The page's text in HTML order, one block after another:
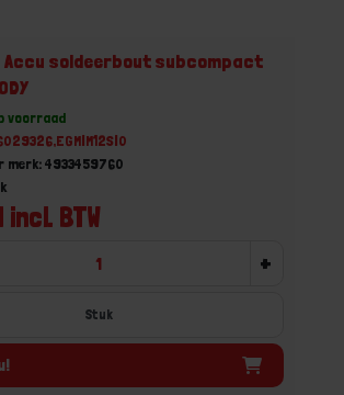
Accu soldeerbout subcompact
voorraad
merk: 4933459760
BTW
+
Stuk